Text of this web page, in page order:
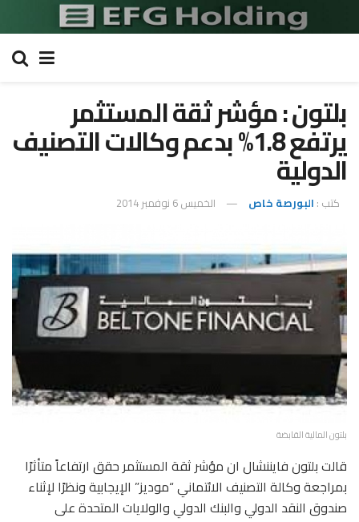
بلتون : مؤشر ثقة المستثمر
يرتفع 1.8% بدعم وكالات التصنيف
الدولية
كتب : البورصة خاص الخميس 6 نوفمبر 2014
بلتون المالية القابضة
قالت بلتون فايننشال ان مؤشر ثقة المستثمر حقق ارتفاعاً متأثرًا
بمراجعة وكالة التصنيف الائتماني “موديز” الإيجابية ونظرًا لإثناء
صندوق النقد الدولي والبنك الدولي والولايات المتحدة على